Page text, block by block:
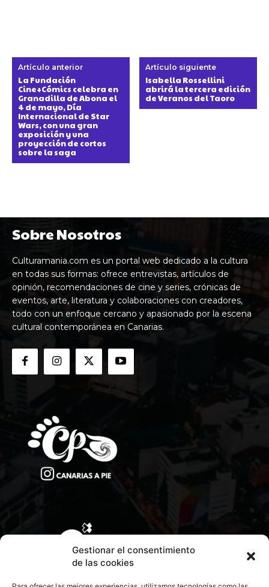
Gestionar el consentimiento
de las cookies
Artículo anterior
La Fundación
Cine+Cómics celebra en
Granadilla de Abona el
4 de mayo, Día
Internacional de Star
Wars, con una gran
exposición y una
proyección de cortos
sobre la saga
Artículo siguiente
Isabella Rossellini
abrirá la tercera edición
de Veranos del Taoro
Sobre Nosotros
Culturamania.com es un portal web dedicado a la cultura
en todas sus formas: ofrece entrevistas, artículos de
opinión, recomendaciones de cine y series, crónicas de
eventos, arte, literatura y colaboraciones con creadores,
todo con un enfoque cercano y apasionado por la escena
cultural contemporánea en Canarias.